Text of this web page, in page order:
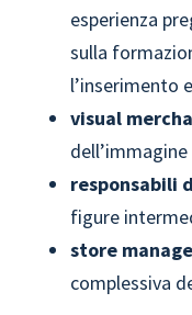
esperienza
sulla
l’inserimento
visual
responsabili
figure
store
complessiva